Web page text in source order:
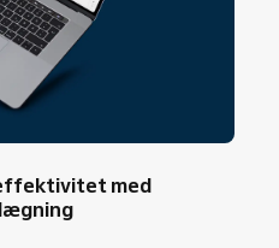
med